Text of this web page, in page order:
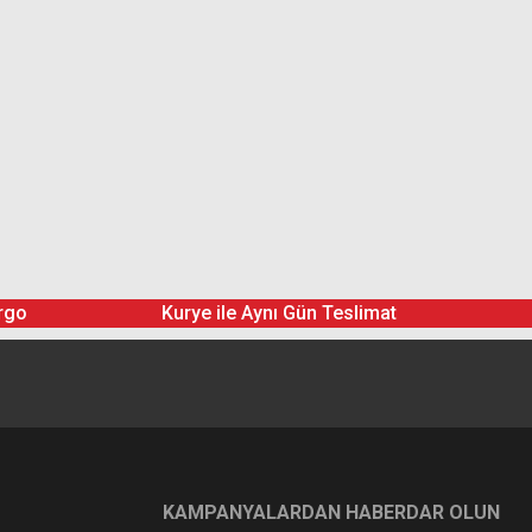
Kurye ile Aynı Gün Teslimat
KAMPANYALARDAN HABERDAR OLUN